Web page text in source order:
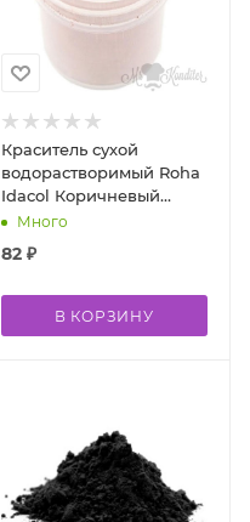
Краситель сухой
водорастворимый Roha
Idacol Коричневый
шоколад R240 10 гр
Много
82₽
В КОРЗИНУ